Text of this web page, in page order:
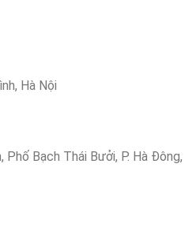
Hà Nội
Bạch Thái Bưởi, P. Hà Đông,